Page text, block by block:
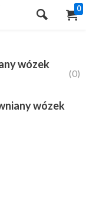
0
wózek
(0)
wózek